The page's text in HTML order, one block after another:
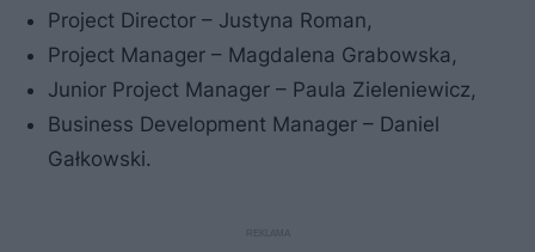
Project Director – Justyna Roman,
Project Manager – Magdalena Grabowska,
Junior Project Manager – Paula Zieleniewicz,
Business Development Manager – Daniel
Gałkowski.